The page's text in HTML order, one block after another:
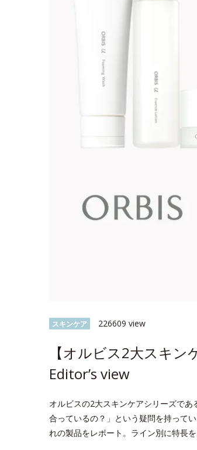
スキンケア 226609 view
【オルビス2大スキ
Editor’s view
オルビスの2大スキンケアシリーズで
合っているの？」という疑問を持って
れの製品をレポート。ライン別に特長